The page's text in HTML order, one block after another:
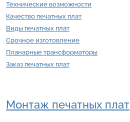
Технические возможности
Качество печатных плат
Виды печатных плат
Срочное изготовление
Планарные трансформаторы
Заказ печатных плат
Монтаж печатных плат